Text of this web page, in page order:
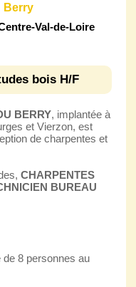
Berry
Val-de-Loire
bois H/F
BERRY, implantée à
et Vierzon, est
de charpentes et
CHARPENTES
BUREAU
de 8 personnes au